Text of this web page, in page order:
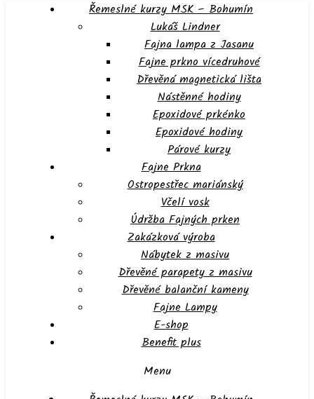
Řemeslné kurzy MSK – Bohumín
Lukáš Lindner
Fajna lampa z Jasanu
Fajne prkno vícedruhové
Dřevěná magnetická lišta
Nástěnné hodiny
Epoxidové prkénko
Epoxidové hodiny
Párové kurzy
Fajne Prkna
Ostropestřec mariánský
Včelí vosk
Údržba Fajných prken
Zakázková výroba
Nábytek z masivu
Dřevěné parapety z masivu
Dřevěné balanční kameny
Fajne Lampy
E-shop
Benefit plus
Menu